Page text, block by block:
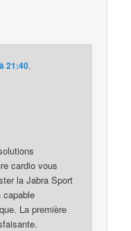
21:40,
cardio vous
la Jabra Sport
capable
La première